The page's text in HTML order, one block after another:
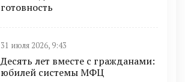
готовность
31 июля 2026, 9:43
Десять лет вместе с гражданами:
юбилей системы МФЦ